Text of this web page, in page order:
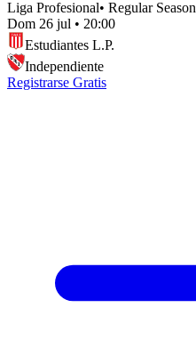
Liga Profesional• Regular Season
Dom 26 jul • 20:00
Estudiantes L.P.
Independiente
Registrarse Gratis